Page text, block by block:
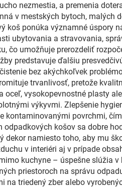
nezmestia, a premenia
v mestských bytoch, malých
koš ponúka významné úspory
ubytovania a stravovania,
čo umožňuje prerozdeliť
predstavuje ďalšiu
bez akýchkoľvek
trvanlivosť, pretože
vysokopevnostné plasty
výkyvmi. Zlepšenie
kontaminovanými povrchmi,
košov sa dobre
namiesto toho, aby mu
v interiéri aj v prípade
kuchyne – úspešne slúžia
priestoroch na správu
triedený zber alebo